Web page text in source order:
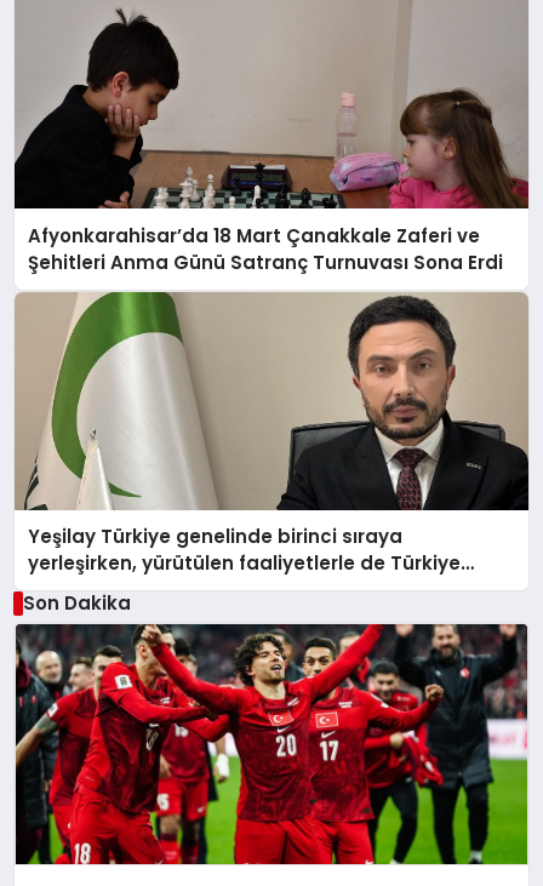
Afyonkarahisar’da 18 Mart Çanakkale Zaferi ve
Şehitleri Anma Günü Satranç Turnuvası Sona Erdi
Yeşilay Türkiye genelinde birinci sıraya
yerleşirken, yürütülen faaliyetlerle de Türkiye
üçüncüsü oldu.
Son Dakika